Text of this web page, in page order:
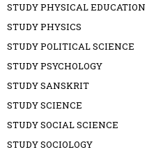
STUDY PHYSICAL EDUCATION
STUDY PHYSICS
STUDY POLITICAL SCIENCE
STUDY PSYCHOLOGY
STUDY SANSKRIT
STUDY SCIENCE
STUDY SOCIAL SCIENCE
STUDY SOCIOLOGY